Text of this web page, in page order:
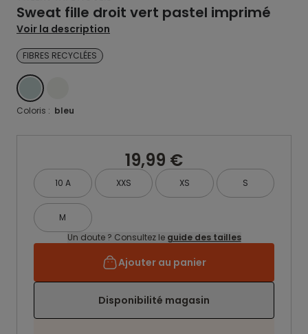
Sweat fille droit vert pastel imprimé
Voir la description
FIBRES RECYCLÉES
BLEU
Coloris : bleu
19,99 €
10 A XXS XS S
M
Un doute ? Consultez le guide des tailles
Ajouter au panier
Disponibilité magasin